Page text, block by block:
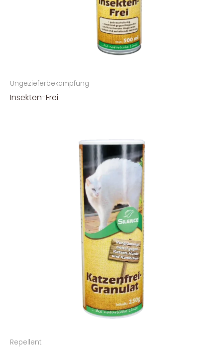
Ungezieferbekämpfung
Insekten-Frei
Repellent